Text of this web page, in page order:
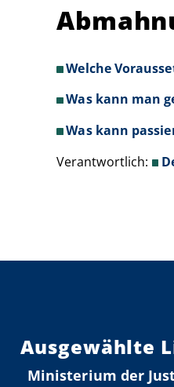
Zum
Links
einzelnen
Welche
Was kann man
Was kann
Verantwortlich:
Ausgewählte
Ministerium der